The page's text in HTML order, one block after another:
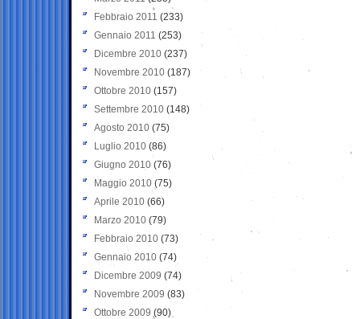
Febbraio 2011 (233)
Gennaio 2011 (253)
Dicembre 2010 (237)
Novembre 2010 (187)
Ottobre 2010 (157)
Settembre 2010 (148)
Agosto 2010 (75)
Luglio 2010 (86)
Giugno 2010 (76)
Maggio 2010 (75)
Aprile 2010 (66)
Marzo 2010 (79)
Febbraio 2010 (73)
Gennaio 2010 (74)
Dicembre 2009 (74)
Novembre 2009 (83)
Ottobre 2009 (90)